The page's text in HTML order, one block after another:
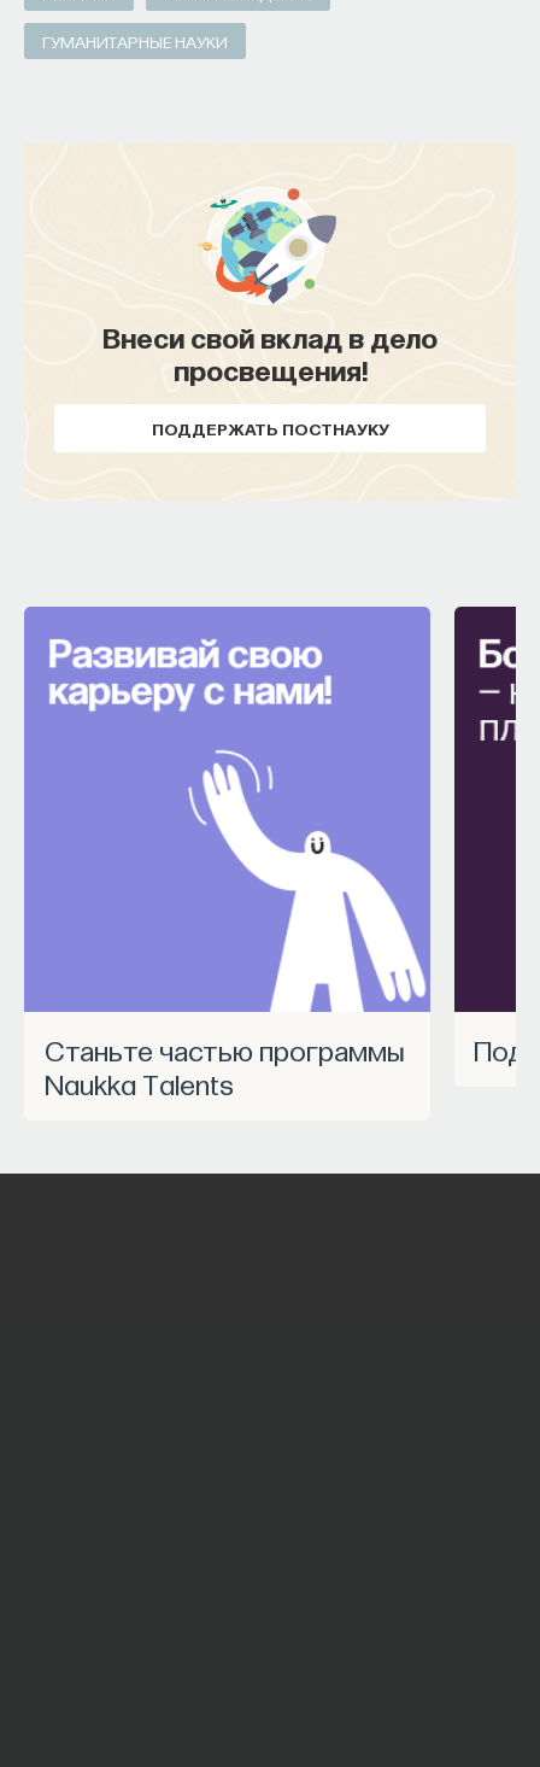
ГУМАНИТАРНЫЕ НАУКИ
Внеси свой вклад в дело
просвещения!
ПОДДЕРЖАТЬ ПОСТНАУКУ
Станьте частью программы
Naukka Talents